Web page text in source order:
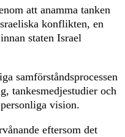
att anamma tanken
konflikten, en
staten Israel
samförståndsprocessen
tankesmedjestudier och
vision.
eftersom det